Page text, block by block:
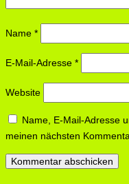
Name *
E-Mail-Adresse *
Website
Name, E-Mail-Adresse
meinen nächsten